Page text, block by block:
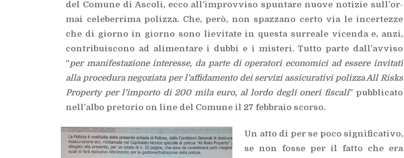
del Co­mu­ne di Asco­li, ecco al­l’im­prov­vi­so spun­ta­re nuo­ve no­ti­zie sul­l’or­
mai ce­le­ber­ri­ma po­liz­za. Che, però, non spaz­za­no cer­to via le in­cer­tez­ze
che di gior­no in gior­no sono lie­vi­ta­te in que­sta sur­rea­le vi­cen­da e, anzi,
con­tri­bui­sco­no ad ali­men­ta­re i dub­bi e i mi­ste­ri. Tut­to par­te dal­l’av­vi­so
“per ma­ni­fe­sta­zio­ne in­te­res­se, da par­te di ope­ra­to­ri eco­no­mi­ci ad es­se­re in­vi­ta­ti
alla pro­ce­du­ra ne­go­zia­ta per l’af­fi­da­men­to dei ser­vi­zi as­si­cu­ra­ti­vi po­liz­za All Ri­sks
Pro­per­ty per l’im­por­to di 200 mila euro, al lor­do de­gli one­ri fi­sca­li” pub­bli­ca­to
nel­l’al­bo pre­to­rio on line del Co­mu­ne il 27 feb­bra­io scor­so.
Un atto di per se poco si­gni­fi­ca­ti­vo,
se non fos­se per il fat­to che era